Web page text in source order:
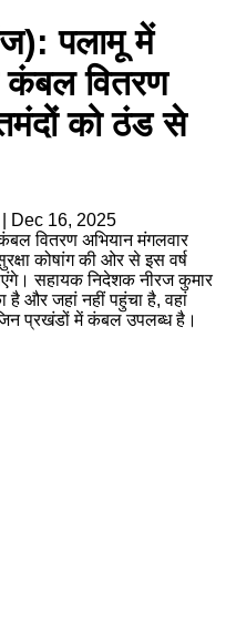
पलामू में
वितरण
को ठंड से
Dec 16, 2025
वितरण अभियान मंगलवार
कोषांग की ओर से इस वर्ष
सहायक निदेशक नीरज कुमार
और जहां नहीं पहुंचा है, वहां
प्रखंडों में कंबल उपलब्ध है।